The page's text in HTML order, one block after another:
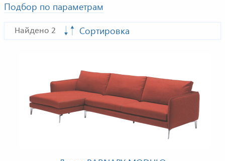
Подбор по параметрам
Найдено 2 Сортировка